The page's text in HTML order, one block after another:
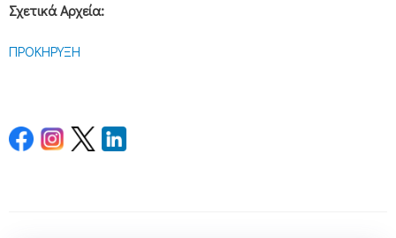
Σχετικά Αρχεία:
ΠΡΟΚΗΡΥΞΗ